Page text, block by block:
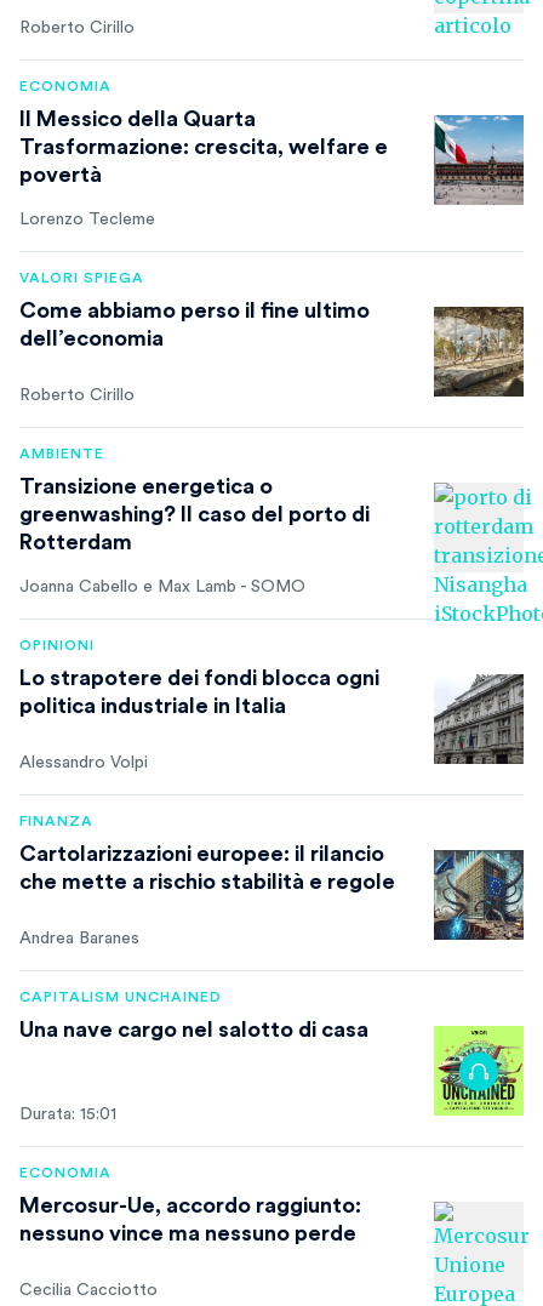
Roberto Cirillo
ECONOMIA
Il Messico della Quarta
Trasformazione: crescita, welfare e
povertà
Lorenzo Tecleme
VALORI SPIEGA
Come abbiamo perso il fine ultimo
dell’economia
Roberto Cirillo
AMBIENTE
Transizione energetica o
greenwashing? Il caso del porto di
Rotterdam
Joanna Cabello e Max Lamb - SOMO
OPINIONI
Lo strapotere dei fondi blocca ogni
politica industriale in Italia
Alessandro Volpi
FINANZA
Cartolarizzazioni europee: il rilancio
che mette a rischio stabilità e regole
Andrea Baranes
CAPITALISM UNCHAINED
Una nave cargo nel salotto di casa
Durata: 15:01
ECONOMIA
Mercosur-Ue, accordo raggiunto:
nessuno vince ma nessuno perde
Cecilia Cacciotto